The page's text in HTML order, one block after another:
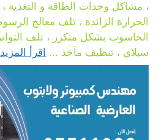
، مشاكل وحدات الطاقة و التغذية
الحرارة الزائدة ، تلف معالج
الحاسوب بشكل متكرر ، تلف
سبلاي ، تنظيف مآخذ ... اقرأ المزيد